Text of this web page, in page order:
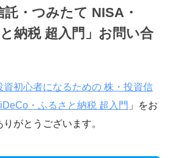
・つみたて NISA・
納税 超入門」お問い合
資初心者になるための 株・投資信
・ふるさと納税 超入門 」をお
がとうございます。